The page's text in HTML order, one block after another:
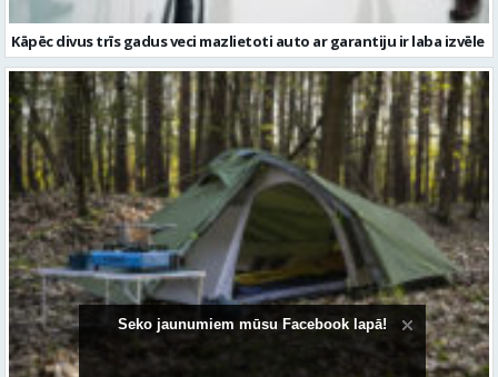
Kā izvēlēties izturīgu telti? Svarīgākie tehniskie parametri un
salīdzinājums
Seko jaunumiem mūsu Facebook lapā!